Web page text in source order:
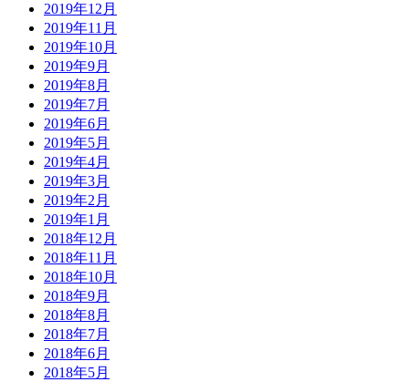
2019年12月
2019年11月
2019年10月
2019年9月
2019年8月
2019年7月
2019年6月
2019年5月
2019年4月
2019年3月
2019年2月
2019年1月
2018年12月
2018年11月
2018年10月
2018年9月
2018年8月
2018年7月
2018年6月
2018年5月